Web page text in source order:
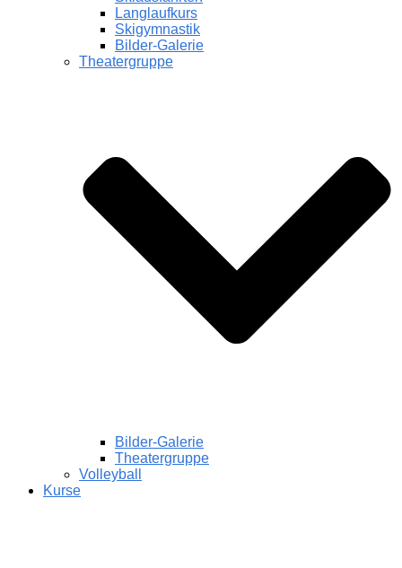
Langlaufkurs
Skigymnastik
Bilder-Galerie
Theatergruppe
Bilder-Galerie
Theatergruppe
Volleyball
Kurse